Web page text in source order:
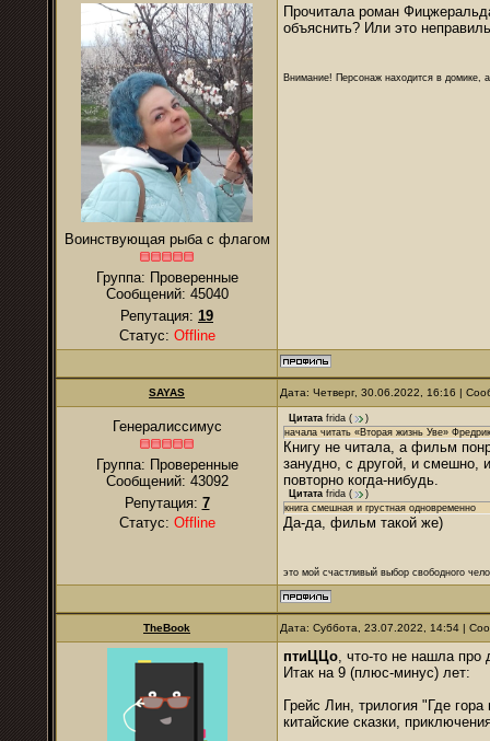
Воинствующая рыба с флагом
Группа: Проверенные
Сообщений: 45040
Репутация: 19
Статус: Offline
Прочитала роман
объяснить? Или это
Внимание! Персонаж находится в домике,
SAYAS Дата: Четверг, 30.06.2022, 16:16 |
Генералиссимус
Группа: Проверенные
Сообщений: 43092
Репутация: 7
Статус: Offline
Цитата frida (
)
начала читать «Вторая жизнь Уве»
Книгу не читала, а фильм
занудно, с другой, и смешно,
повторно когда-нибудь.
Цитата frida (
)
книга смешная и грустная одновременно
Да-да, фильм такой же)
это мой счастливый выбор свободного
TheBook Дата: Суббота, 23.07.2022, 14:54 |
птиЦЦо, что-то не нашла
Итак на 9 (плюс-минус) лет:
Грейс Лин, трилогия "Где
китайские сказки,